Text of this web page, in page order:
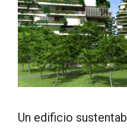
Un edificio